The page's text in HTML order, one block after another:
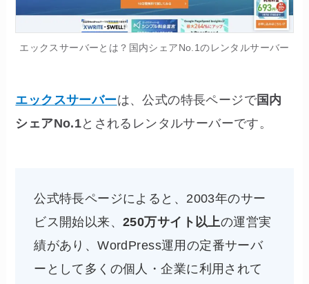
エックスサーバーとは？国内シェアNo.1のレンタルサーバー
エックスサーバーは、公式の特長ページで国内
シェアNo.1とされるレンタルサーバーです。
公式特長ページによると、2003年のサー
ビス開始以来、250万サイト以上の運営実
績があり、WordPress運用の定番サーバ
ーとして多くの個人・企業に利用されて